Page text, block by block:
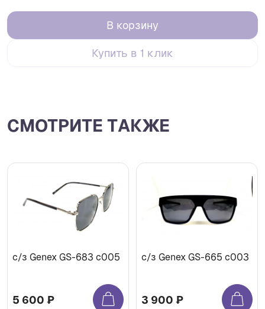
В корзину
Купить в 1 клик
СМОТРИТЕ ТАКЖЕ
с/з Genex GS-683 с005
5 600 ₽
с/з Genex GS-665 с003
3 900 ₽